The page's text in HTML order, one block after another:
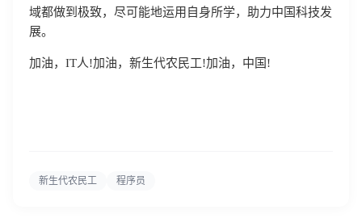
域都做到极致，尽可能地运用自身所学，助力中国科技发
展。
加油，IT人!加油，新生代农民工!加油，中国!
新生代农民工 程序员